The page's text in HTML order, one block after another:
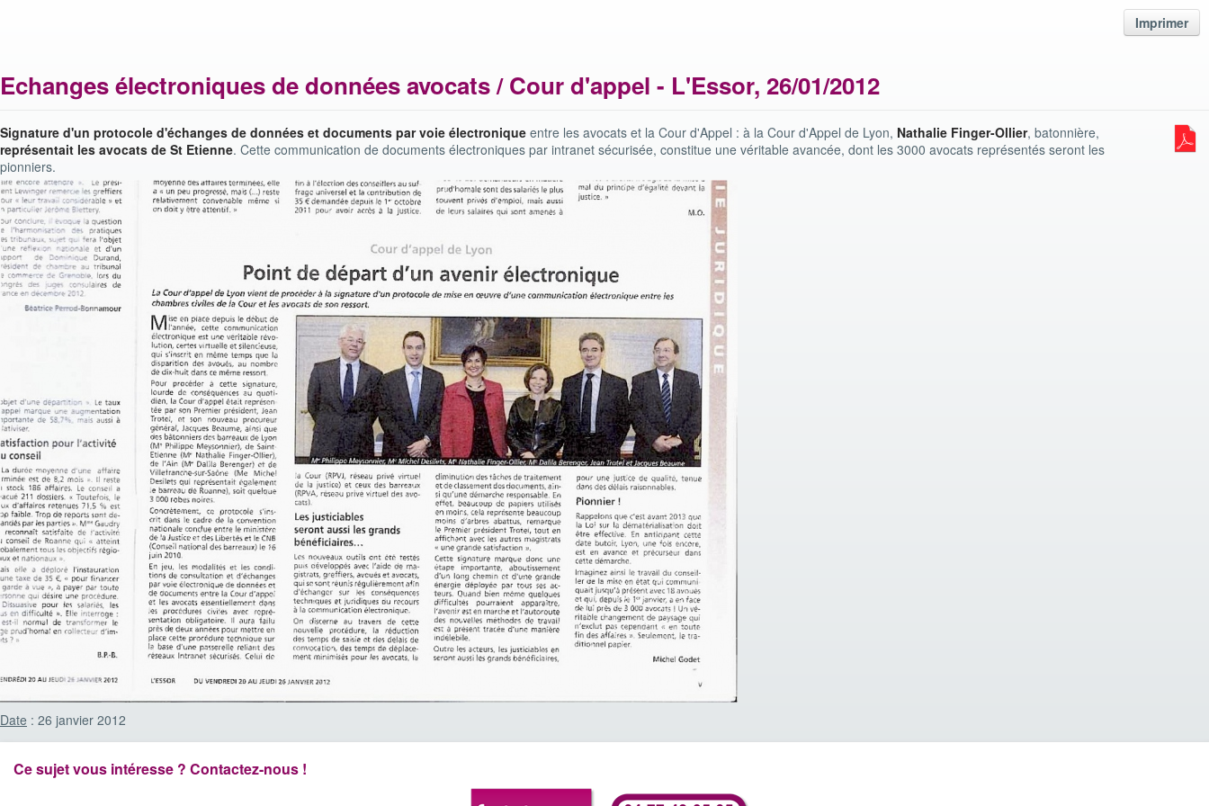
Imprimer
Echanges électroniques de données avocats / Cour d'appel - L'Essor, 26/01/2012
Signature d'un protocole d'échanges de données et documents par voie électronique entre les avocats et la Cour d'Appel : à la Cour d'Appel de Lyon, Nathalie Finger-Ollier, batonnière,
représentait les avocats de St Etienne. Cette communication de documents électroniques par intranet sécurisée, constitue une véritable avancée, dont les 3000 avocats représentés seront les
pionniers.
Date : 26 janvier 2012
Ce sujet vous intéresse ? Contactez-nous !